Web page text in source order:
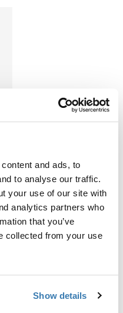
and ads, to
to analyse our traffic.
your use of our site with
analytics partners who
that you’ve
collected from your use
Show details